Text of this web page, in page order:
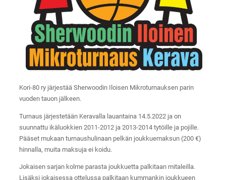
Kori-80 ry järjestää Sherwoodin Iloisen Mikroturnauksen parin
vuoden tauon jälkeen.
Turnaus järjestetään Keravalla lauantaina 14.5.2022 ja on
suunnattu ikäluokkien 2011-2012 ja 2013-2014 tytöille ja pojille.
Pääset mukaan turnaushulinaan pelkän joukkuemaksun (200 €)
hinnalla, muita maksuja ei koidu.
Jokaisen sarjan kolme parasta joukkuetta palkitaan mitaleilla.
Lisäksi jokaisessa ottelussa palkitaan kummankin joukkueen